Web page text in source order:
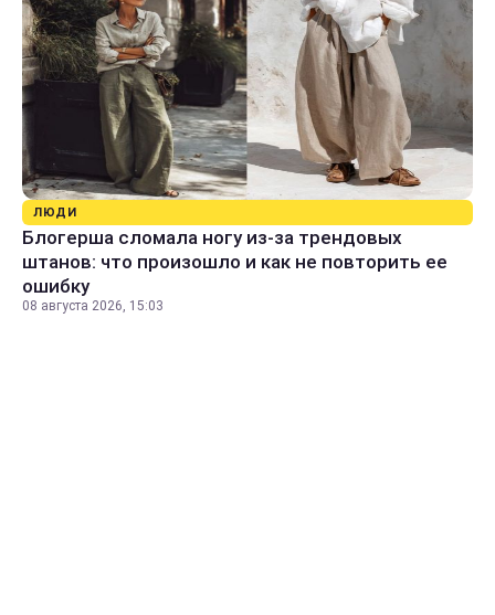
ЛЮДИ
Блогерша сломала ногу из-за трендовых
штанов: что произошло и как не повторить ее
ошибку
08 августа 2026, 15:03